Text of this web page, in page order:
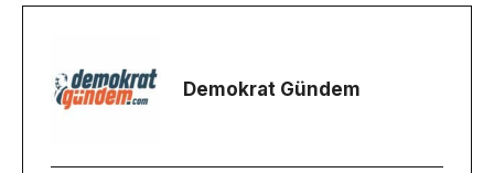
Demokrat Gündem